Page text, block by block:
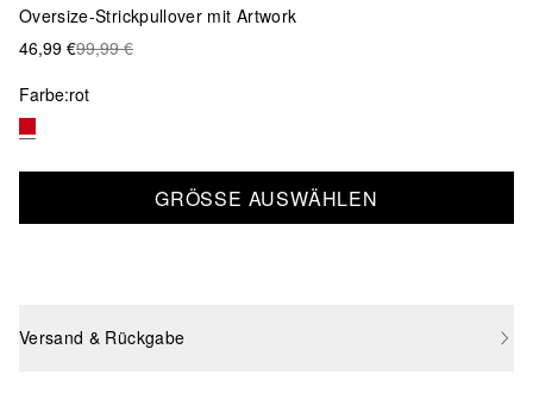
Oversize-Strickpullover mit Artwork
46,99 €99,99 €
Farbe:rot
GRÖSSE AUSWÄHLEN
Versand & Rückgabe